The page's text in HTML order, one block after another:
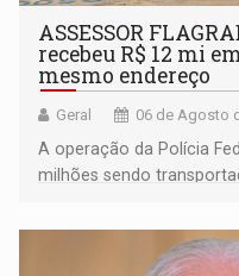
ASSESSOR
recebeu R$ 12 mi
mesmo endereço
Geral 06 de Agosto
A operação da Polícia
milhões sendo
ligação do suspeito com
Brasil por Rondônia